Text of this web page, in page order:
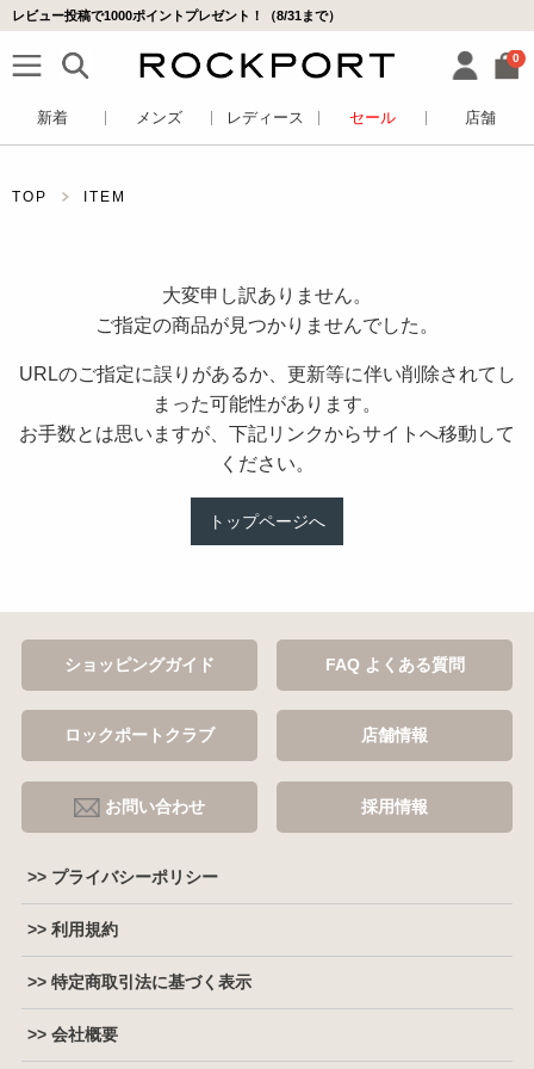
レビュー投稿で1000ポイントプレゼント！（8/31まで）
0
新着 メンズ レディース セール 店舗
TOP ITEM
大変申し訳ありません。
ご指定の商品が見つかりませんでした。
URLのご指定に誤りがあるか、更新等に伴い削除されてし
まった可能性があります。
お手数とは思いますが、下記リンクからサイトへ移動して
ください。
トップページへ
ショッピングガイド FAQ よくある質問
ロックポートクラブ 店舗情報
お問い合わせ 採用情報
>> プライバシーポリシー
>> 利用規約
>> 特定商取引法に基づく表示
>> 会社概要